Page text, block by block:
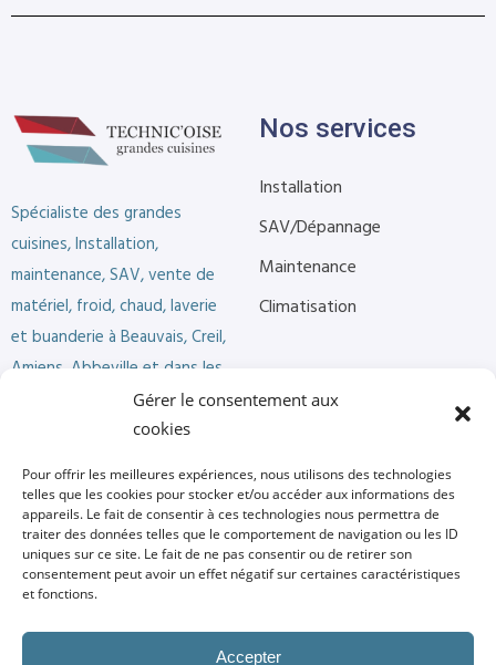
Gérer le consentement aux
cookies
Pour offrir les meilleures expériences, nous utilisons des technologies
telles que les cookies pour stocker et/ou accéder aux informations des
appareils. Le fait de consentir à ces technologies nous permettra de
traiter des données telles que le comportement de navigation ou les ID
uniques sur ce site. Le fait de ne pas consentir ou de retirer son
consentement peut avoir un effet négatif sur certaines caractéristiques
et fonctions.
Accepter
Spécialiste des grandes
cuisines, Installation,
maintenance, SAV, vente de
matériel, froid, chaud, laverie
et buanderie à Beauvais, Creil,
Amiens, Abbeville et dans les
départements de l’Oise (60),
Nos services
Installation
SAV/Dépannage
Maintenance
Climatisation
Nos pages
À propos
Réalisations
Actualités
Contact
07 68 38 30 76